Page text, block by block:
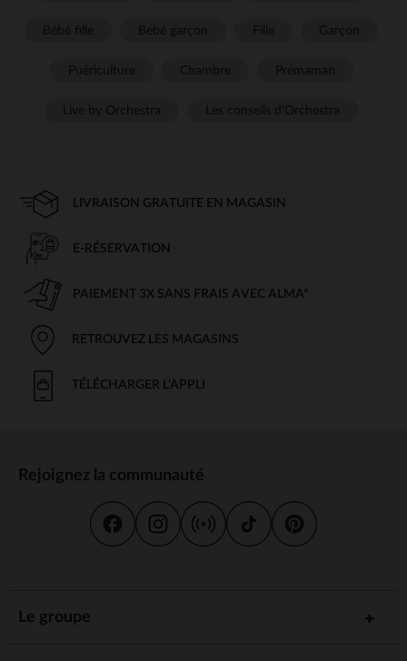
LIVRAISON GRATUITE EN MAGASIN
E-RÉSERVATION
PAIEMENT 3X SANS FRAIS AVEC ALMA*
RETROUVEZ LES MAGASINS
TÉLÉCHARGER L'APPLI
Rejoignez la communauté
Le groupe